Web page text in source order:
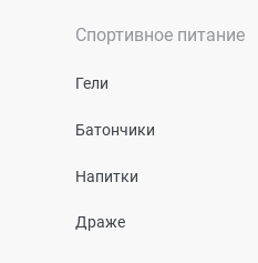
Спортивное питание
Гели
Батончики
Напитки
Драже